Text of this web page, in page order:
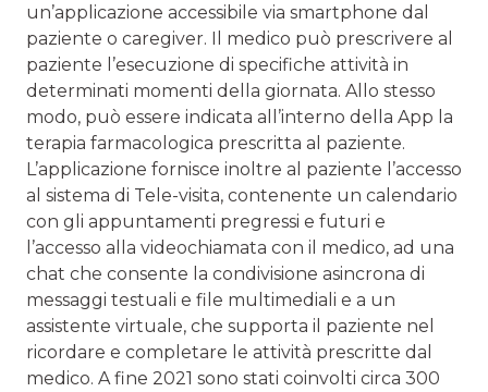
un’applicazione accessibile via smartphone dal
paziente o caregiver. Il medico può prescrivere al
paziente l’esecuzione di specifiche attività in
determinati momenti della giornata. Allo stesso
modo, può essere indicata all’interno della App la
terapia farmacologica prescritta al paziente.
L’applicazione fornisce inoltre al paziente l’accesso
al sistema di Tele-visita, contenente un calendario
con gli appuntamenti pregressi e futuri e
l’accesso alla videochiamata con il medico, ad una
chat che consente la condivisione asincrona di
messaggi testuali e file multimediali e a un
assistente virtuale, che supporta il paziente nel
ricordare e completare le attività prescritte dal
medico. A fine 2021 sono stati coinvolti circa 300